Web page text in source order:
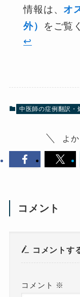
情報は、 オ
外）
をご覧
↩︎
中医師の症例翻訳・
よ
コメント
コメントす
コメント ※